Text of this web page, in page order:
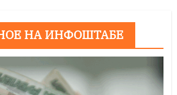
НА ИНФОШТАБЕ